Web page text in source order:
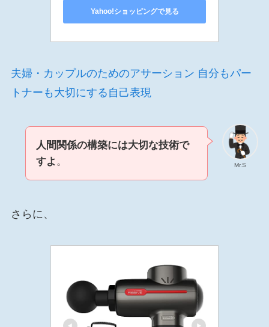
Yahoo!ショッピングで見る
夫婦・カップルのためのアサーション 自分もパー
トナーも大切にする自己表現
Mr.S
人間関係の構築には大切な技術で
すよ。
さらに、